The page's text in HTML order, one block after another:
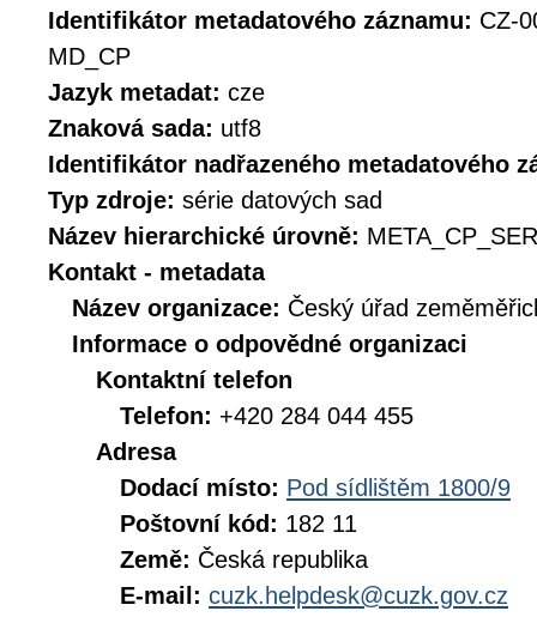
Identifikátor metadatového záznamu: CZ-
MD_CP
Jazyk metadat: cze
Znaková sada: utf8
Identifikátor nadřazeného metadatového
Typ zdroje: série datových sad
Název hierarchické úrovně:
Kontakt - metadata
Název organizace: Český úřad
Informace o odpovědné organizaci
Kontaktní telefon
Telefon: +420 284 044 455
Adresa
Dodací místo: Pod sídlištěm 1800/9
Poštovní kód: 182 11
Země: Česká republika
E-mail: cuzk.helpdesk@cuzk.gov.cz